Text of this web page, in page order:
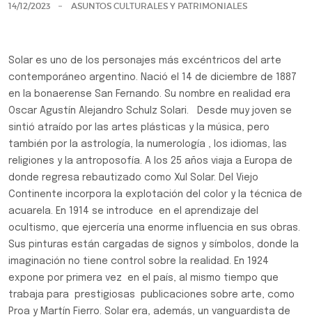
14/12/2023 ASUNTOS CULTURALES Y PATRIMONIALES
Solar es uno de los personajes más excéntricos del arte
contemporáneo argentino. Nació el 14 de diciembre de 1887
en la bonaerense San Fernando. Su nombre en realidad era
Oscar Agustín Alejandro Schulz Solari. Desde muy joven se
sintió atraído por las artes plásticas y la música, pero
también por la astrología, la numerología , los idiomas, las
religiones y la antroposofía. A los 25 años viaja a Europa de
donde regresa rebautizado como Xul Solar. Del Viejo
Continente incorpora la explotación del color y la técnica de
acuarela. En 1914 se introduce en el aprendizaje del
ocultismo, que ejercería una enorme influencia en sus obras.
Sus pinturas están cargadas de signos y símbolos, donde la
imaginación no tiene control sobre la realidad. En 1924
expone por primera vez en el país, al mismo tiempo que
trabaja para prestigiosas publicaciones sobre arte, como
Proa y Martín Fierro. Solar era, además, un vanguardista de